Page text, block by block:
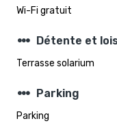
Wi-Fi gratuit
steppers Détente et
Terrasse solarium
steppers Parking
Parking